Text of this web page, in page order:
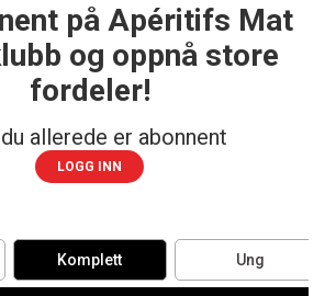
på Apéritifs Mat
og oppnå store
fordeler!
allerede er abonnent
LOGG INN
Komplett Ung